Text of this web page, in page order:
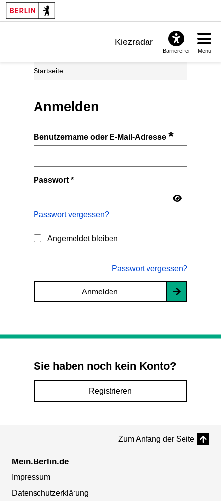
Kiezradar
Barrierefrei Menü
Startseite
Anmelden
Benutzername oder E-Mail-Adresse*
Passwort*
Passwort vergessen?
Angemeldet bleiben
Passwort vergessen?
Anmelden
Sie haben noch kein Konto?
Registrieren
Zum Anfang der Seite
Mein.Berlin.de
Impressum
Datenschutzerklärung